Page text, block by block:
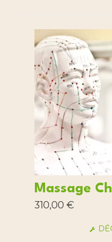
Massage
310,00 €